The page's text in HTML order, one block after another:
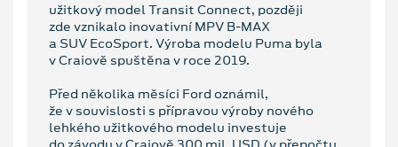
užitkový model Transit Connect, později
zde vznikalo inovativní MPV B-MAX
a SUV EcoSport. Výroba modelu Puma byla
v Craiově spuštěna v roce 2019.
Před několika měsíci Ford oznámil,
že v souvislosti s přípravou výroby nového
lehkého užitkového modelu investuje